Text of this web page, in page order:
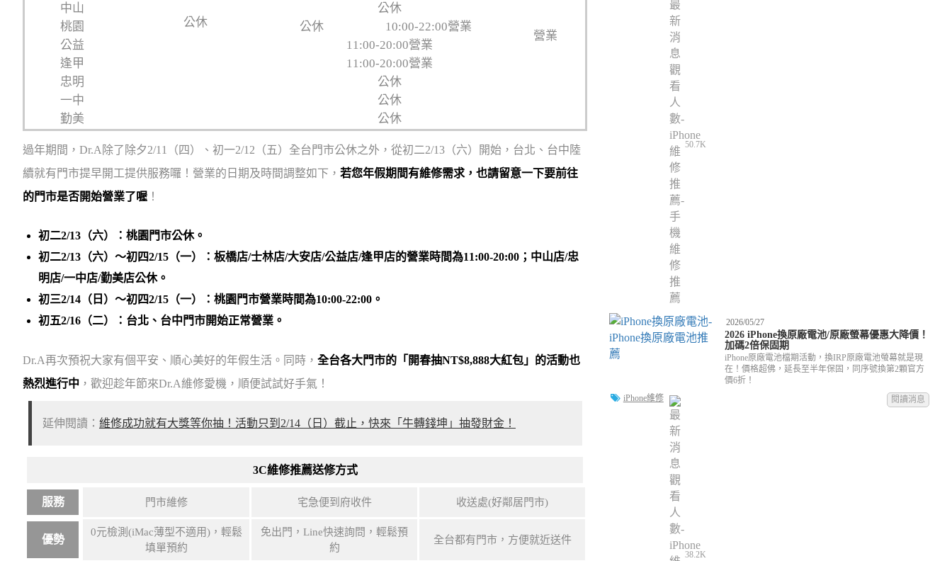
公休
營業
中山
公休
桃園
公休
10:00-22:00營業
公益
11:00-20:00營業
逢甲
11:00-20:00營業
忠明
公休
一中
公休
勤美
公休
過年期間，Dr.A除了除夕2/11（四）、初一2/12（五）全台門市公休之外，從初二2/13（六）開始，台北、台中陸
續就有門市提早開工提供服務囉！營業的日期及時間調整如下， 若您年假期間有維修需求，也請留意一下要前往
的門市是否開始營業了喔 ！
初二2/13（六）：桃園門市公休。
初二2/13（六）～初四2/15（一）：板橋店/士林店/大安店/公益店/逢甲店的營業時間為11:00-20:00；中山店/忠
明店/一中店/勤美店公休。
初三2/14（日）～初四2/15（一）：桃園門市營業時間為10:00-22:00。
初五2/16（二）：台北、台中門市開始正常營業。
Dr.A再次預祝大家有個平安、順心美好的年假生活。同時， 全台各大門市的「開春抽NT$8,888大紅包」的活動也
熱烈進行中 ，歡迎趁年節來Dr.A維修愛機，順便試試好手氣！
延伸閱讀： 維修成功就有大獎等你抽！活動只到2/14（日）截止，快來「牛轉錢坤」抽發財金！
3C維修推薦送修方式
服務 門市維修 宅急便到府收件 收送處(好鄰居門市)
優勢
0元檢測(iMac薄型不適用)，輕鬆
填單預約
免出門，Line快速詢問，輕鬆預
約
全台都有門市，方便就近送件
50.7K
2026/05/27
2026 iPhone換原廠電池/原廠螢幕優惠大降價！
加碼2倍保固期
iPhone原廠電池檔期活動，換IRP原廠電池螢幕就是現
在！價格超佛，延長至半年保固，同序號換第2顆官方
價6折！
iPhone維修
38.2K
閱讀消息